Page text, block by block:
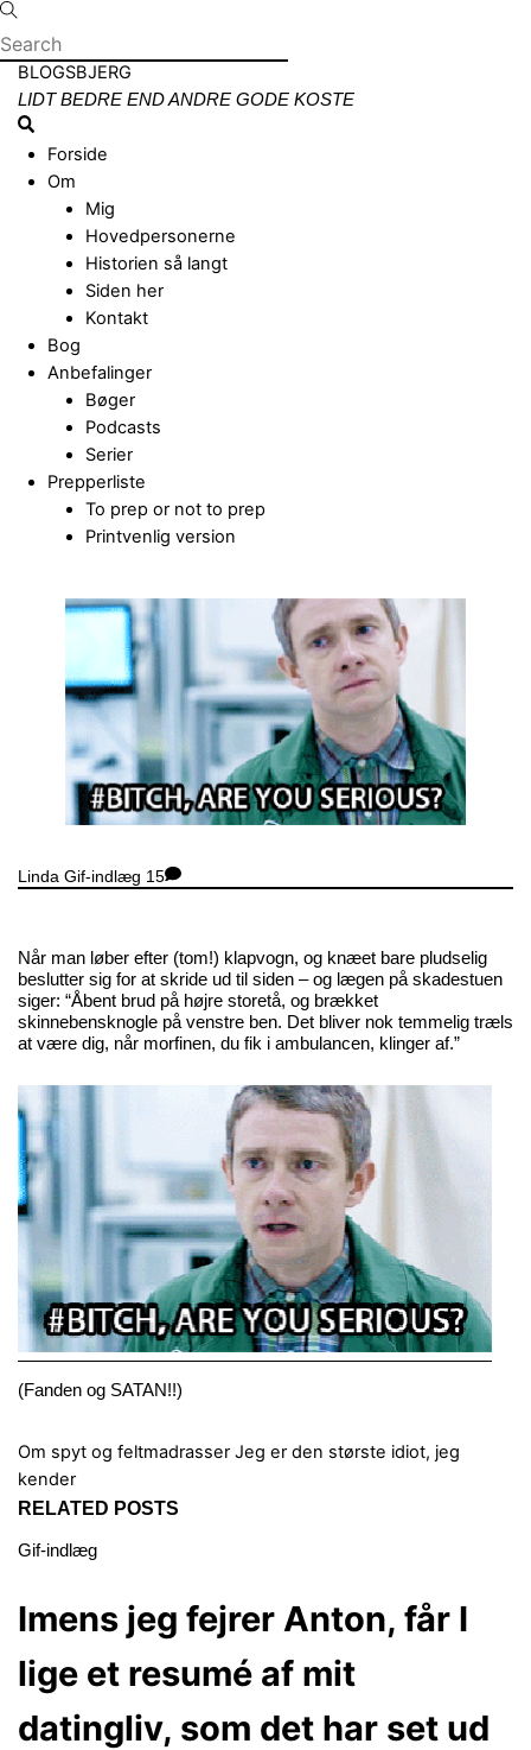
Skip
to
content
Menu
BLOGSBJERG
LIDT BEDRE END ANDRE GODE KOSTE
Search
Forside
Om
Mig
Hovedpersonerne
Historien så langt
Siden her
Kontakt
Bog
Anbefalinger
Bøger
Podcasts
Serier
Prepperliste
To prep or not to prep
Printvenlig version
Linda Gif-indlæg 15
Når man løber efter (tom!) klapvogn, og knæet bare pludselig
beslutter sig for at skride ud til siden – og lægen på skadestuen
siger: “Åbent brud på højre storetå, og brækket
skinnebensknogle på venstre ben. Det bliver nok temmelig træls
at være dig, når morfinen, du fik i ambulancen, klinger af.”
(Fanden og SATAN!!)
Om spyt og feltmadrasserJeg er den største idiot, jeg
kender
RELATED POSTS
Gif-indlæg
Imens jeg fejrer Anton, får I
lige et resumé af mit
datingliv, som det har set ud